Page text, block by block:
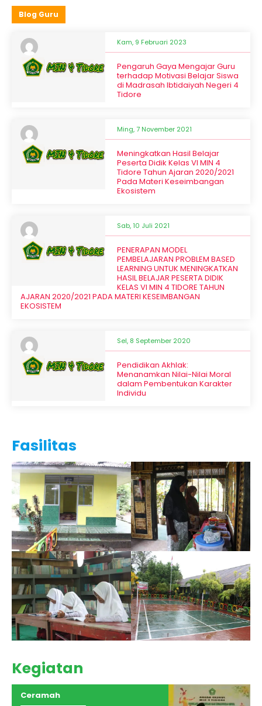
Blog Guru
Kam, 9 Februari 2023
Pengaruh Gaya Mengajar Guru
terhadap Motivasi Belajar Siswa
di Madrasah Ibtidaiyah Negeri 4
Tidore
Ming, 7 November 2021
Meningkatkan Hasil Belajar
Peserta Didik Kelas VI MIN 4
Tidore Tahun Ajaran 2020/2021
Pada Materi Keseimbangan
Ekosistem
Sab, 10 Juli 2021
PENERAPAN MODEL
PEMBELAJARAN PROBLEM BASED
LEARNING UNTUK MENINGKATKAN
HASIL BELAJAR PESERTA DIDIK
KELAS VI MIN 4 TIDORE TAHUN
AJARAN 2020/2021 PADA MATERI KESEIMBANGAN
EKOSISTEM
Sel, 8 September 2020
Pendidikan Akhlak:
Menanamkan Nilai-Nilai Moral
dalam Pembentukan Karakter
Individu
Fasilitas
Kegiatan
Ceramah